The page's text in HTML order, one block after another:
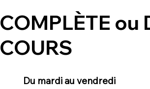
COMPLÈTE ou
COURS
Du mardi au vendredi